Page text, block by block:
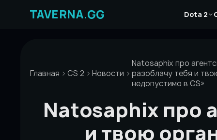
Dota 2
Статьи
Главная CS 2 Новости
Natosaphix про
разоблачу тебя и
недопустимо в CS»
Natosaphix про
и твою